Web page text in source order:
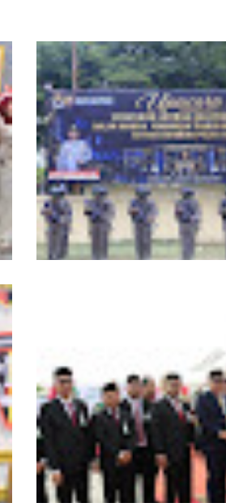
Kapolda Aceh Tutup
dan Pembaretan 65 Bintara
Satbrimob Polda Aceh